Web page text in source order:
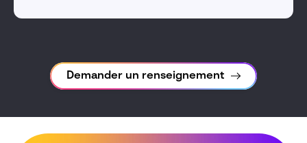
Demander un renseignement